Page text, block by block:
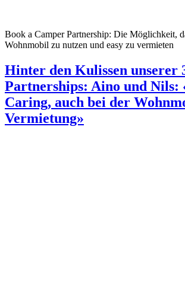
Book a Camper Partnership: Die Möglichkeit,
Wohnmobil zu nutzen und easy zu vermieten
Hinter den Kulissen unserer
Partnerships: Aino und Nils:
Caring, auch bei der
Vermietung»